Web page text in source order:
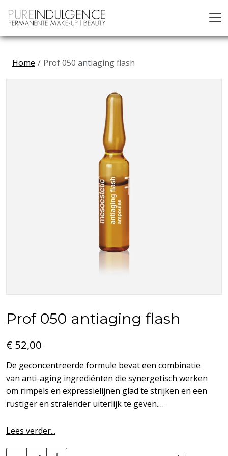
Home Prof 050 antiaging flash
Prof 050 antiaging flash
€ 52,00
De geconcentreerde formule bevat een combinatie
van anti-aging ingrediënten die synergetisch werken
om rimpels en expressielijnen glad te strijken en een
rustiger en stralender uiterlijk te geven.
antiaging flash ampullen is een intensieve anti-aging
Lees verder...